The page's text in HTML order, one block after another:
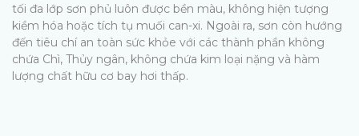
tối đa lớp sơn phủ luôn được bền màu, không hiện tượng
kiềm hóa hoặc tích tụ muối can-xi. Ngoài ra, sơn còn hướng
đến tiêu chí an toàn sức khỏe với các thành phần không
chứa Chì, Thủy ngân, không chứa kim loại nặng và hàm
lượng chất hữu cơ bay hơi thấp.